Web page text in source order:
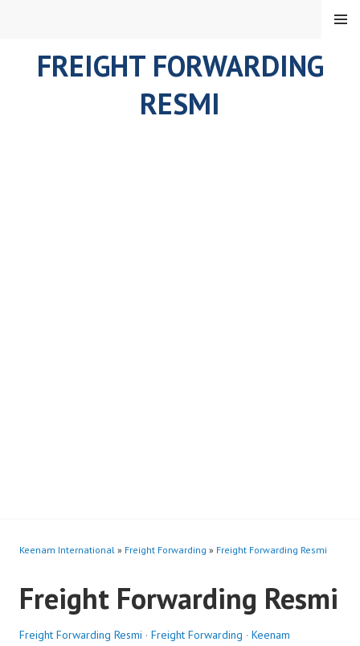
FREIGHT FORWARDING
RESMI
MENU
Keenam International » Freight Forwarding » Freight Forwarding Resmi
Freight Forwarding Resmi
Freight Forwarding Resmi · Freight Forwarding · Keenam